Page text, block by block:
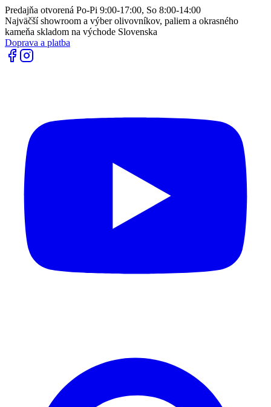
Predajňa otvorená Po-Pi 9:00-17:00, So 8:00-14:00
Najväčší showroom a výber olivovníkov, paliem a okrasného
kameňa skladom na východe Slovenska
Doprava a platba